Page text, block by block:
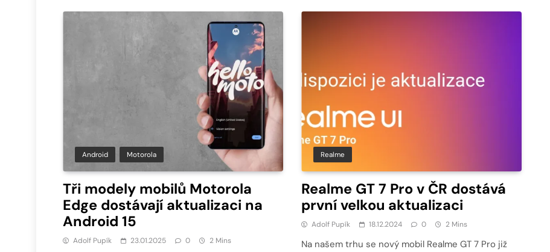
Android Motorola
Tři modely mobilů Motorola
Edge dostávají aktualizaci na
Android 15
Adolf Pupík 23.01.2025 0 2 Mins
Realme
Realme GT 7 Pro v ČR dostává
první velkou aktualizaci
Adolf Pupík 18.12.2024 0 2 Mins
Na našem trhu se nový mobil Realme GT 7 Pro již